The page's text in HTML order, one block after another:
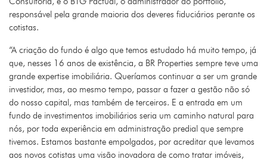
responsável pela grande maioria dos deveres fiduciários perante os
cotistas.
“A criação do fundo é algo que temos estudado há muito tempo, já
que, nesses 16 anos de existência, a BR Properties sempre teve uma
grande expertise imobiliária. Queríamos continuar a ser um grande
investidor, mas, ao mesmo tempo, passar a fazer a gestão não só
do nosso capital, mas também de terceiros. E a entrada em um
fundo de investimentos imobiliários seria um caminho natural para
nós, por toda experiência em administração predial que sempre
tivemos. Estamos bastante empolgados, por acreditar que levamos
aos novos cotistas uma visão inovadora de como tratar imóveis,